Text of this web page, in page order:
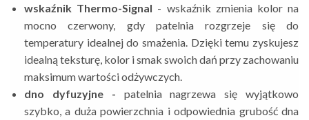
wskaźnik Thermo-Signal - wskaźnik zmienia kolor na
mocno czerwony,
gdy patelnia rozgrzeje się do
temperatury idealnej do smażenia. Dzięki temu zyskujesz
idealną teksturę, kolor i smak swoich dań przy zachowaniu
maksimum wartości odżywczych.
dno dyfuzyjne - patelnia nagrzewa się wyjątkowo
szybko, a duża powierzchnia i odpowiednia grubość dna